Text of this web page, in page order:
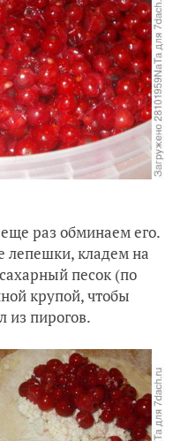
раз обминаем его.
лепешки, кладем на
песок (по
крупой, чтобы
из пирогов.